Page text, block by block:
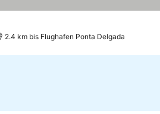
2.4 km bis Flughafen Ponta Delgada